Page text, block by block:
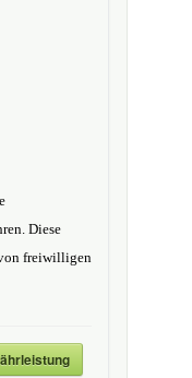
Diese
freiwilligen